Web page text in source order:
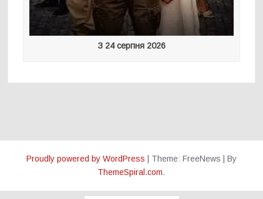
З 24 серпня 2026
Proudly powered by WordPress Theme: FreeNews
By
ThemeSpiral.com.